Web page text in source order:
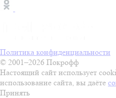
Политика конфиденциальности
© 2001–2026 Покрофф
Настоящий сайт использует
использование сайта, вы даёте
Принять